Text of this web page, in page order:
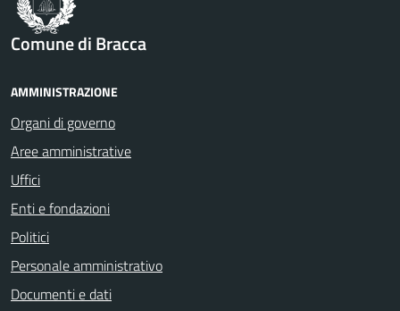
Comune di Bracca
AMMINISTRAZIONE
Organi di governo
Aree amministrative
Uffici
Enti e fondazioni
Politici
Personale amministrativo
Documenti e dati